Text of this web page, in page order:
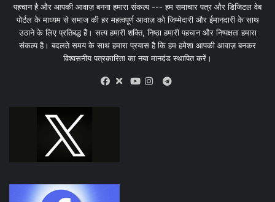
पहचान है और आपकी आवाज़ बनना हमारा संकल्प --- हम समाचार पत्र और डिजिटल वेब
पोर्टल के माध्यम से समाज की हर महत्वपूर्ण आवाज़ को जिम्मेदारी और ईमानदारी के साथ
उठाने के लिए प्रतिबद्ध हैं। सत्य हमारी शक्ति, निष्ठा हमारी पहचान और निष्पक्षता हमारा
संकल्प है। बदलते समय के साथ हमारा प्रयास है कि हम हमेशा आपकी आवाज़ बनकर
विश्वसनीय पत्रकारिता का नया मानदंड स्थापित करें।
X
Telegram